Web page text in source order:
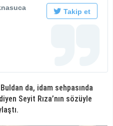
Takip et
da, idam sehpasında
Seyit Rıza’nın sözüyle